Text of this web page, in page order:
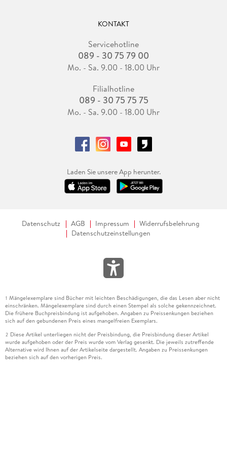
KONTAKT
Servicehotline
089 - 30 75 79 00
Mo. - Sa. 9.00 - 18.00 Uhr
Filialhotline
089 - 30 75 75 75
Mo. - Sa. 9.00 - 18.00 Uhr
Laden Sie unsere App herunter.
Datenschutz AGB Impressum
Widerrufsbelehrung
Datenschutzeinstellungen
1 Mängelexemplare sind Bücher mit leichten Beschädigungen, die das Lesen aber nicht
einschränken. Mängelexemplare sind durch einen Stempel als solche gekennzeichnet.
Die frühere Buchpreisbindung ist aufgehoben. Angaben zu Preissenkungen beziehen
sich auf den gebundenen Preis eines mangelfreien Exemplars.
2 Diese Artikel unterliegen nicht der Preisbindung, die Preisbindung dieser Artikel
wurde aufgehoben oder der Preis wurde vom Verlag gesenkt. Die jeweils zutreffende
Alternative wird Ihnen auf der Artikelseite dargestellt. Angaben zu Preissenkungen
beziehen sich auf den vorherigen Preis.